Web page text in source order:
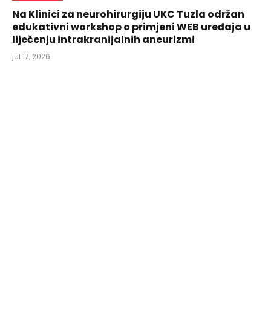
Na Klinici za neurohirurgiju UKC Tuzla održan
edukativni workshop o primjeni WEB uređaja u
liječenju intrakranijalnih aneurizmi
jul 17, 2026